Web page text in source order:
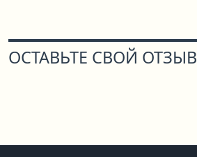
ОСТАВЬТЕ СВОЙ ОТЗЫВ